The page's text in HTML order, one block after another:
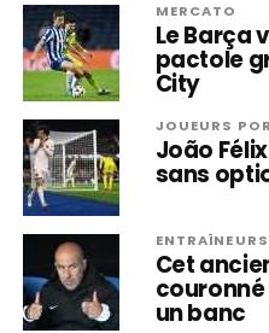
MERCATO
Le Barça
pactole
City
JOUEURS
João
sans
Cet
couronné
un banc